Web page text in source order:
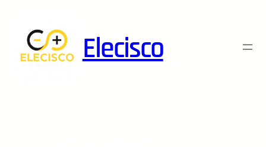
content
Elecisco